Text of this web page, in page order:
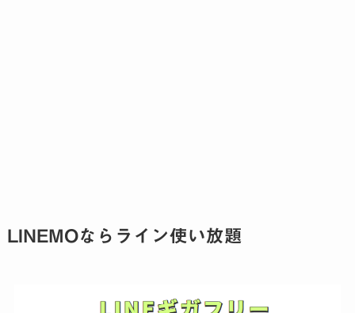
LINEMOならライン使い放題